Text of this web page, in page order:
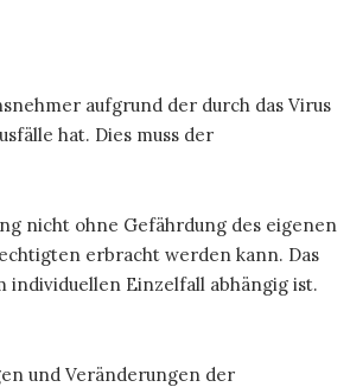
aufgrund der durch das Virus
hat. Dies muss der
nicht ohne Gefährdung des eigenen
erbracht werden kann. Das
individuellen Einzelfall abhängig ist.
und Veränderungen der